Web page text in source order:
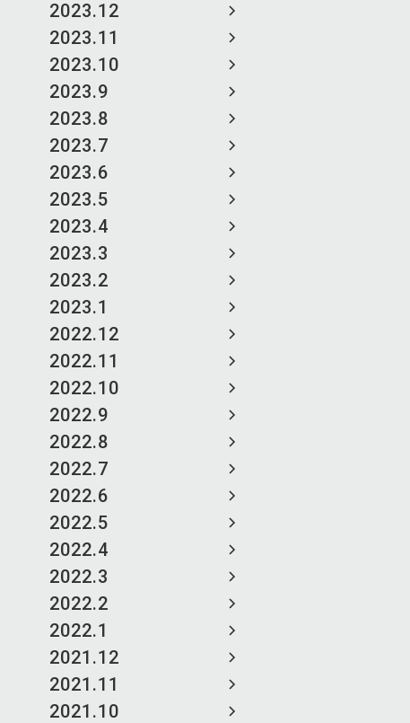
2023.12
2023.11
2023.10
2023.9
2023.8
2023.7
2023.6
2023.5
2023.4
2023.3
2023.2
2023.1
2022.12
2022.11
2022.10
2022.9
2022.8
2022.7
2022.6
2022.5
2022.4
2022.3
2022.2
2022.1
2021.12
2021.11
2021.10